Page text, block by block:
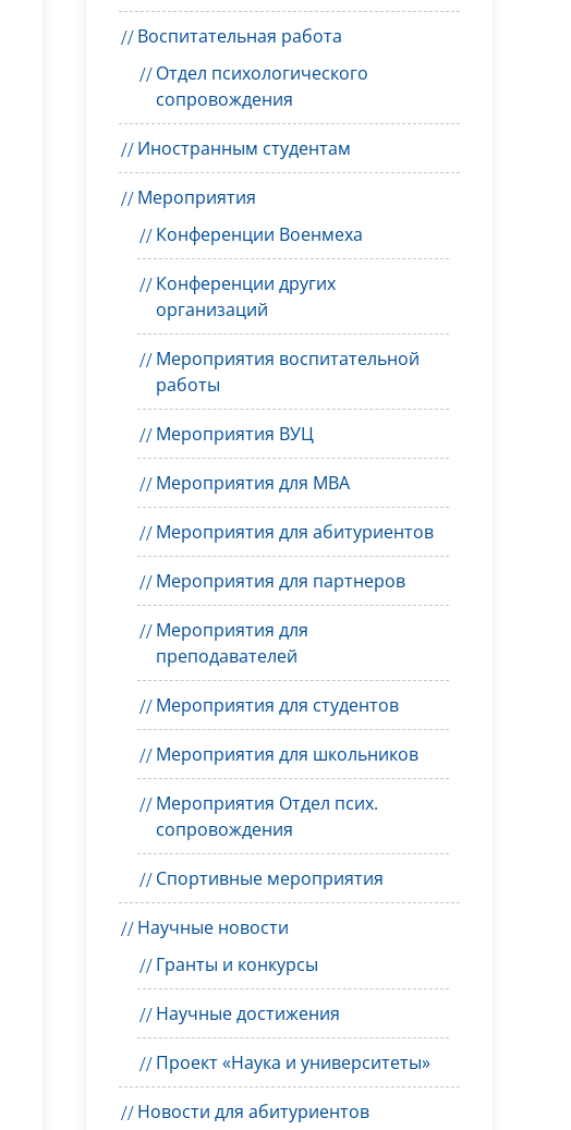
Воспитательная работа
Отдел психологического
сопровождения
Иностранным студентам
Мероприятия
Конференции Военмеха
Конференции других
организаций
Мероприятия воспитательной
работы
Мероприятия ВУЦ
Мероприятия для MBA
Мероприятия для абитуриентов
Мероприятия для партнеров
Мероприятия для
преподавателей
Мероприятия для студентов
Мероприятия для школьников
Мероприятия Отдел псих.
сопровождения
Спортивные мероприятия
Научные новости
Гранты и конкурсы
Научные достижения
Проект «Наука и университеты»
Новости для абитуриентов